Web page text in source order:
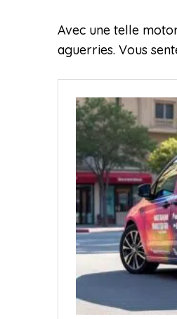
Avec une telle
aguerries. Vous